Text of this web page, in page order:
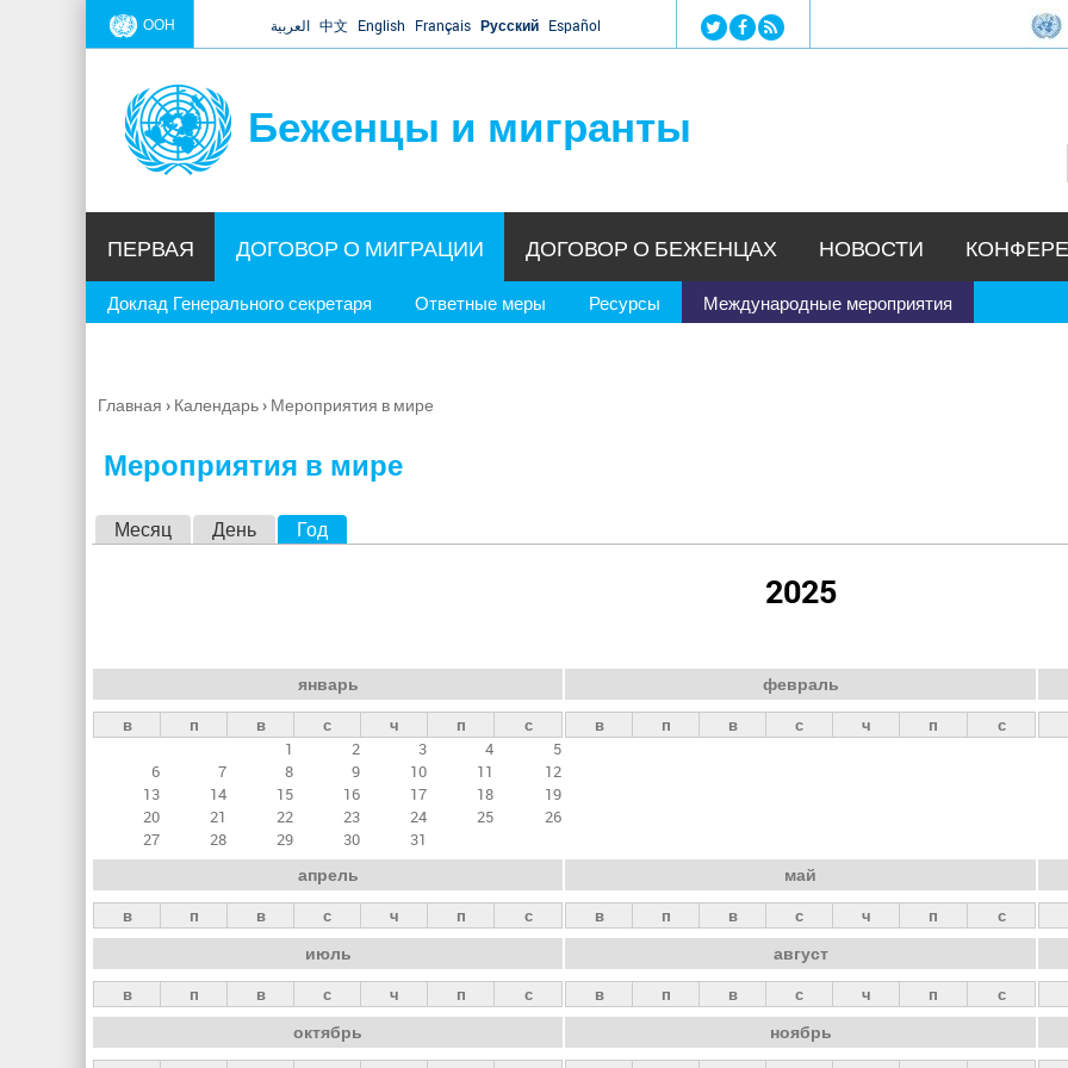
Jump to navigation
ООН العربية 中文 English Français Русский Español
Беженцы и мигранты
ПЕРВАЯ ДОГОВОР О МИГРАЦИИ
Доклад Генерального секретаря Ответные меры Ресурсы Международные мероприятия
ДОГОВОР О БЕЖЕНЦАХ НОВОСТИ
Вы
Главная › Календарь› Мероприятия в мире
Мероприятия в мире
н
ы
е
а
д
к
и
Месяц День Год
2025
январь
в п в с ч п
с
1
2 3 4
5
6
7 8 9 10 11
12
13
14 15 16 17 18
19
20
21 22 23 24 25
26
27
28 29 30 31
февраль
в п в с ч п с
апрель
в п в с ч п с
май
в п в с ч п с
июль
в п в с ч п с
август
в п в с ч п с
октябрь ноябрь